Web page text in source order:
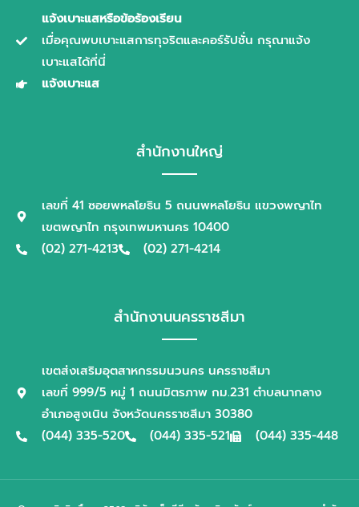
แจ้งเบาะแสหรือข้อร้องเรียน
เมื่อคุณพบเบาะแสการทุจริตและคอร์รัปชั่น กรุณาแจ้ง
เบาะแสได้ที่นี่
แจ้งเบาะแส
สำนักงานใหญ่
เลขที่ 41 ซอยพหลโยธิน 5 ถนนพหลโยธิน แขวงพญาไท
เขตพญาไท กรุงเทพมหานคร 10400
(02) 271-4213
(02) 271-4214
สำนักงานนครราชสีมา
เขตส่งเสริมอุตสาหกรรมนวนคร นครราชสีมา
เลขที่ 999/5 หมู่ 1 ถนนมิตรภาพ กม.231 ตำบลนากลาง
อำเภอสูงเนิน จังหวัดนครราชสีมา 30380
(044) 335-520
(044) 335-521 (044) 335-448